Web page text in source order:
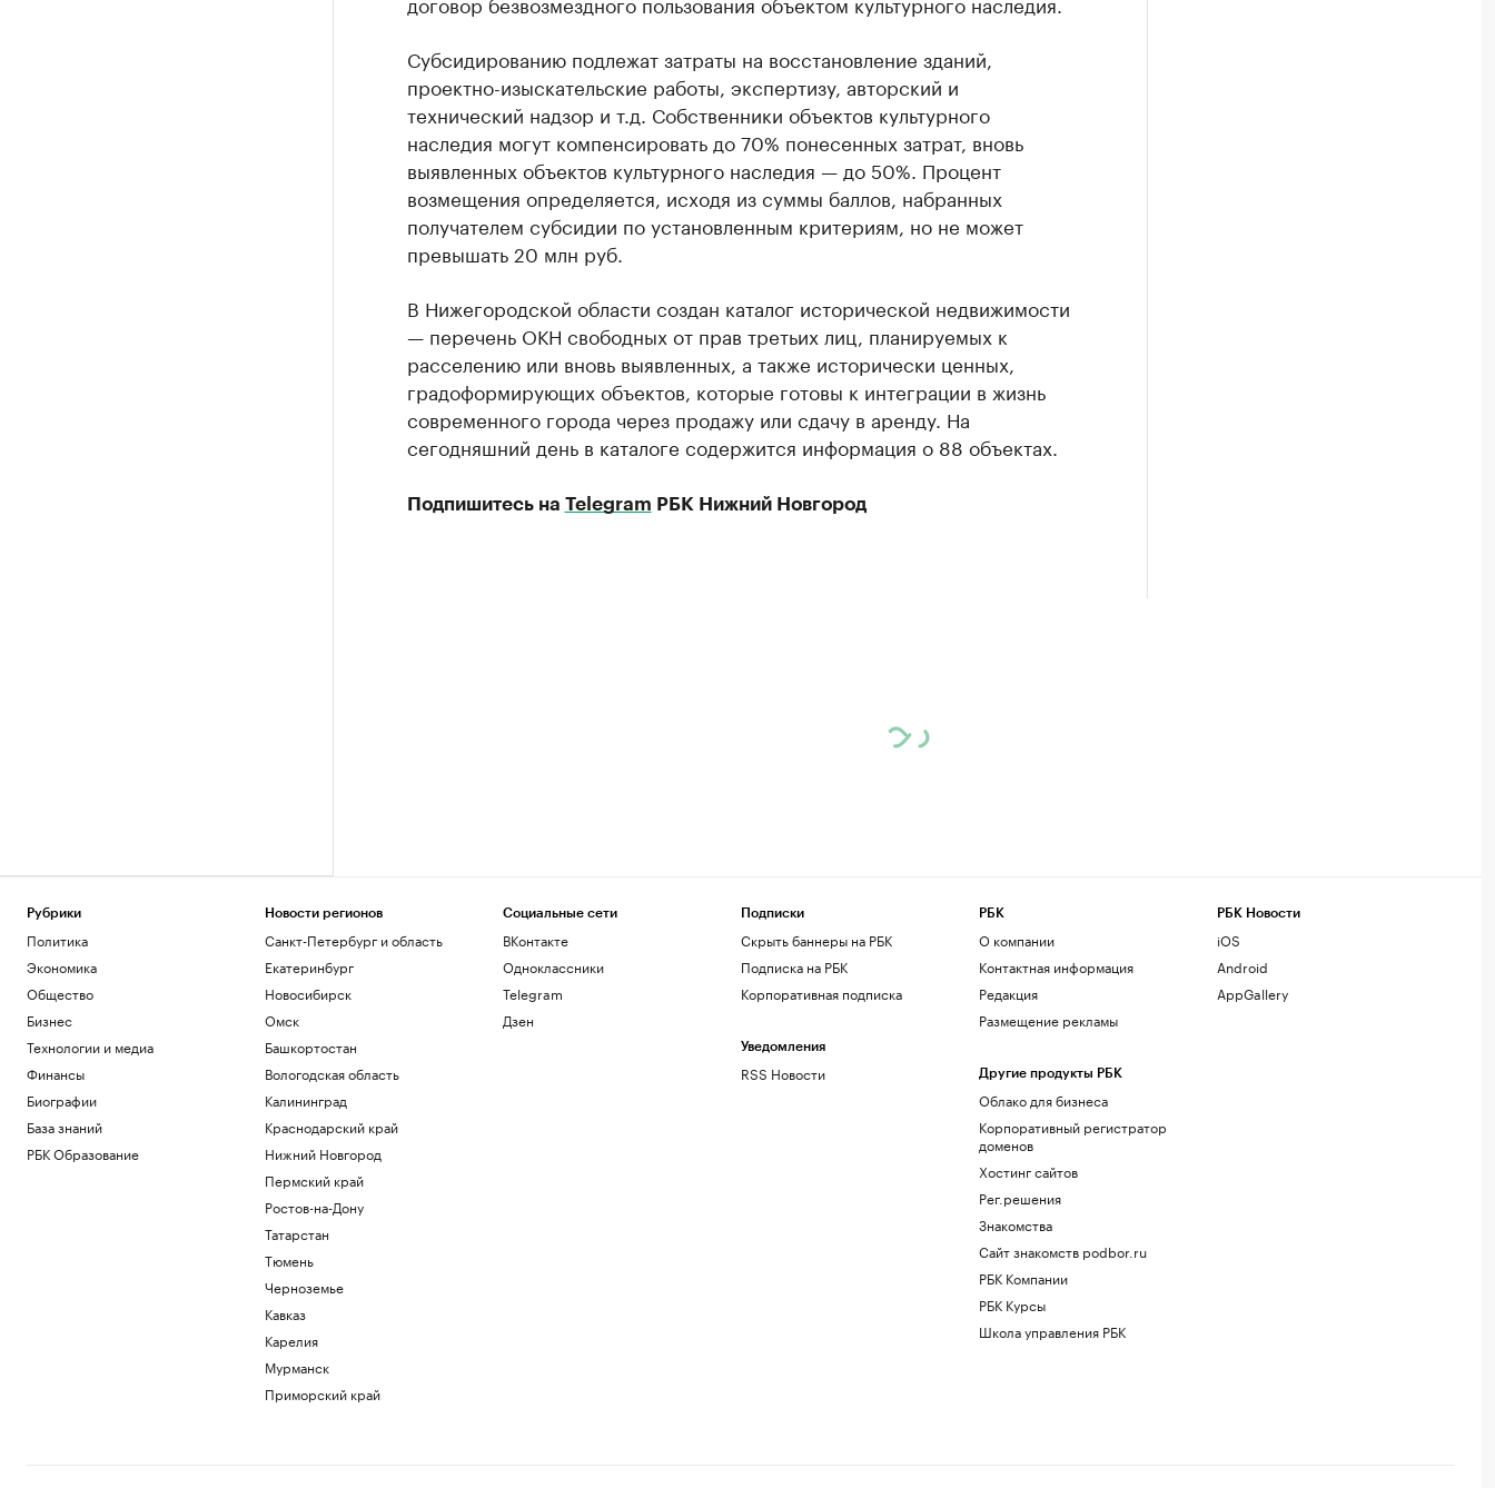
Субсидированию подлежат затраты на восстановление зданий,
проектно-изыскательские работы, экспертизу, авторский и
технический надзор и т.д. Собственники объектов культурного
наследия могут компенсировать до 70% понесенных затрат, вновь
выявленных объектов культурного наследия — до 50%. Процент
возмещения определяется, исходя из суммы баллов, набранных
получателем субсидии по установленным критериям, но не может
превышать 20 млн руб.
В Нижегородской области создан каталог исторической недвижимости
— перечень ОКН свободных от прав третьих лиц, планируемых к
расселению или вновь выявленных, а также исторически ценных,
градоформирующих объектов, которые готовы к интеграции в жизнь
современного города через продажу или сдачу в аренду. На
сегодняшний день в каталоге содержится информация о 88 объектах.
Подпишитесь на Telegram РБК Нижний Новгород
Рубрики
Политика
Экономика
Общество
Бизнес
Технологии и медиа
Финансы
Биографии
База знаний
РБК Образование
Новости регионов
Санкт-Петербург и область
Екатеринбург
Новосибирск
Омск
Башкортостан
Вологодская область
Калининград
Краснодарский край
Нижний Новгород
Пермский край
Ростов-на-Дону
Татарстан
Тюмень
Черноземье
Кавказ
Карелия
Мурманск
Приморский край
Социальные сети
ВКонтакте
Одноклассники
Telegram
Дзен
Подписки
Скрыть баннеры на РБК
Подписка на РБК
Корпоративная подписка
Уведомления
RSS Новости
РБК
О компании
Контактная информация
Редакция
Размещение рекламы
Другие продукты РБК
Облако для бизнеса
Корпоративный регистратор
доменов
Хостинг сайтов
Рег.решения
Знакомства
Сайт знакомств podbor.ru
РБК Компании
РБК Курсы
Школа управления РБК
РБК Новости
iOS
Android
AppGallery